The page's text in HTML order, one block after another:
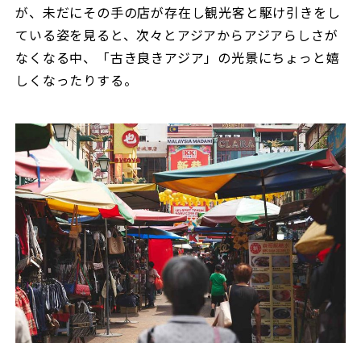
が、未だにその手の店が存在し観光客と駆け引きをし
ている姿を見ると、次々とアジアからアジアらしさが
なくなる中、「古き良きアジア」の光景にちょっと嬉
しくなったりする。